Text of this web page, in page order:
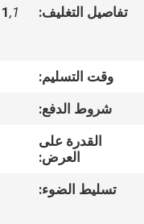
رقابة
أخبار
اطلب
اقتباس
تفاصيل التغليف:
1,PP Plastic foam bags .
وقت التسليم:
شروط الدفع:
القدرة على
العرض:
تسليط الضوء: